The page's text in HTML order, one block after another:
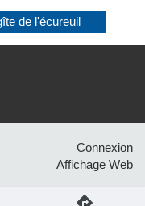
de l'écureuil
Connexion
Affichage Web